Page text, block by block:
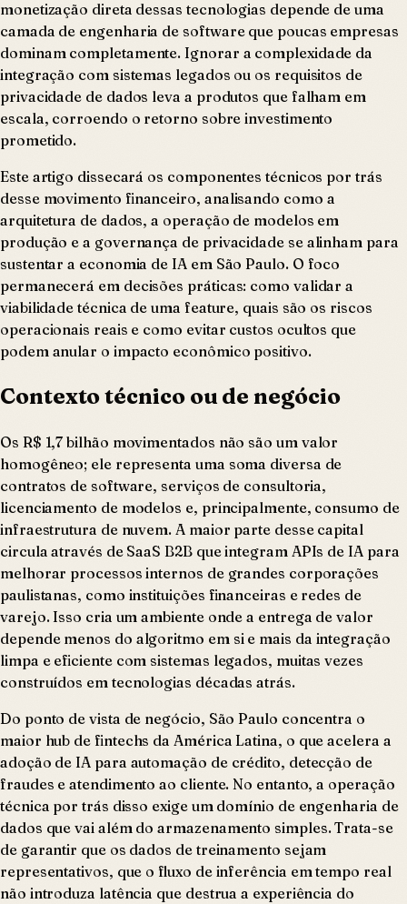
monetização direta dessas tecnologias depende de uma
camada de engenharia de software que poucas empresas
dominam completamente. Ignorar a complexidade da
integração com sistemas legados ou os requisitos de
privacidade de dados leva a produtos que falham em
escala, corroendo o retorno sobre investimento
prometido.
Este artigo dissecará os componentes técnicos por trás
desse movimento financeiro, analisando como a
arquitetura de dados, a operação de modelos em
produção e a governança de privacidade se alinham para
sustentar a economia de IA em São Paulo. O foco
permanecerá em decisões práticas: como validar a
viabilidade técnica de uma feature, quais são os riscos
operacionais reais e como evitar custos ocultos que
podem anular o impacto econômico positivo.
Contexto técnico ou de negócio
Os R$ 1,7 bilhão movimentados não são um valor
homogêneo; ele representa uma soma diversa de
contratos de software, serviços de consultoria,
licenciamento de modelos e, principalmente, consumo de
infraestrutura de nuvem. A maior parte desse capital
circula através de SaaS B2B que integram APIs de IA para
melhorar processos internos de grandes corporações
paulistanas, como instituições financeiras e redes de
varejo. Isso cria um ambiente onde a entrega de valor
depende menos do algoritmo em si e mais da integração
limpa e eficiente com sistemas legados, muitas vezes
construídos em tecnologias décadas atrás.
Do ponto de vista de negócio, São Paulo concentra o
maior hub de fintechs da América Latina, o que acelera a
adoção de IA para automação de crédito, detecção de
fraudes e atendimento ao cliente. No entanto, a operação
técnica por trás disso exige um domínio de engenharia de
dados que vai além do armazenamento simples. Trata-se
de garantir que os dados de treinamento sejam
representativos, que o fluxo de inferência em tempo real
não introduza latência que destrua a experiência do